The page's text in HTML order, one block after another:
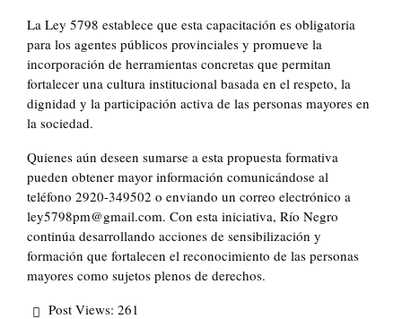
La Ley 5798 establece que esta capacitación es obligatoria
para los agentes públicos provinciales y promueve la
incorporación de herramientas concretas que permitan
fortalecer una cultura institucional basada en el respeto, la
dignidad y la participación activa de las personas mayores en
la sociedad.
Quienes aún deseen sumarse a esta propuesta formativa
pueden obtener mayor información comunicándose al
teléfono 2920-349502 o enviando un correo electrónico a
ley5798pm@gmail.com. Con esta iniciativa, Río Negro
continúa desarrollando acciones de sensibilización y
formación que fortalecen el reconocimiento de las personas
mayores como sujetos plenos de derechos.
Post Views: 261